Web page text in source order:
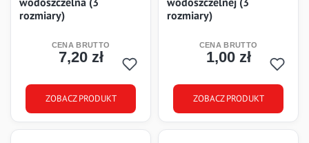
rozmiary)
Cena
7,20 zł
ZOBACZ PRODUKT
rozmiary)
Cena
1,00 zł
ZOBACZ PRODUKT